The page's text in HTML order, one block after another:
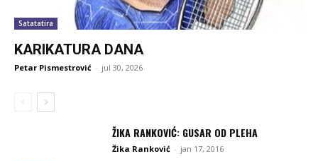
Satatatira
KARIKATURA DANA
Petar Pismestrović - jul 30, 2026
ŽIKA RANKOVIĆ: GUSAR OD PLEHA
Žika Ranković - jan 17, 2016